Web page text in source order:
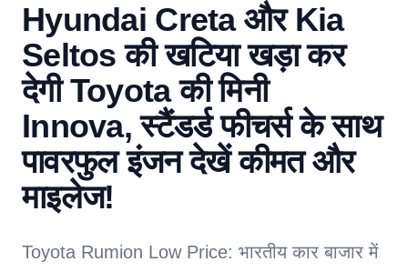
Hyundai Creta और Kia
Seltos की खटिया खड़ा कर
देगी Toyota की मिनी
Innova, स्टैंडर्ड फीचर्स के साथ
पावरफुल इंजन देखें कीमत और
माइलेज!
Toyota Rumion Low Price: भारतीय कार बाजार में